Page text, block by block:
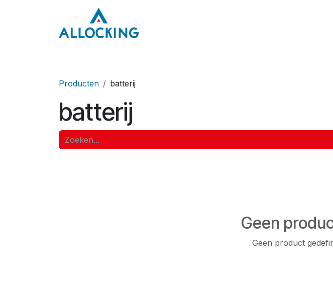
Producten batterij
batterij
Geen
Geen product